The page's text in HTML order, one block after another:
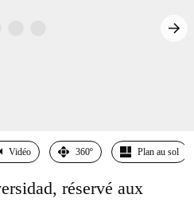
Vidéo 360º Plan au sol
réservé aux